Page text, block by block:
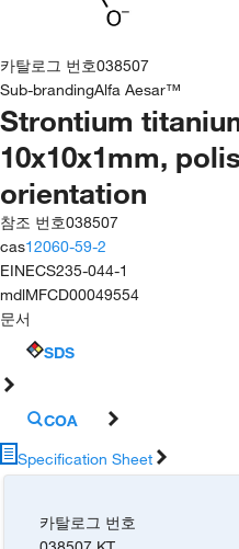
카탈로그 번호038507
Sub-brandingAlfa Aesar™
Strontium
10x10x1mm,
orientation
참조 번호038507
cas12060-59-2
EINECS235-044-1
mdlMFCD00049554
문서
SDS
COA
Specification Sheet
카탈로그 번호